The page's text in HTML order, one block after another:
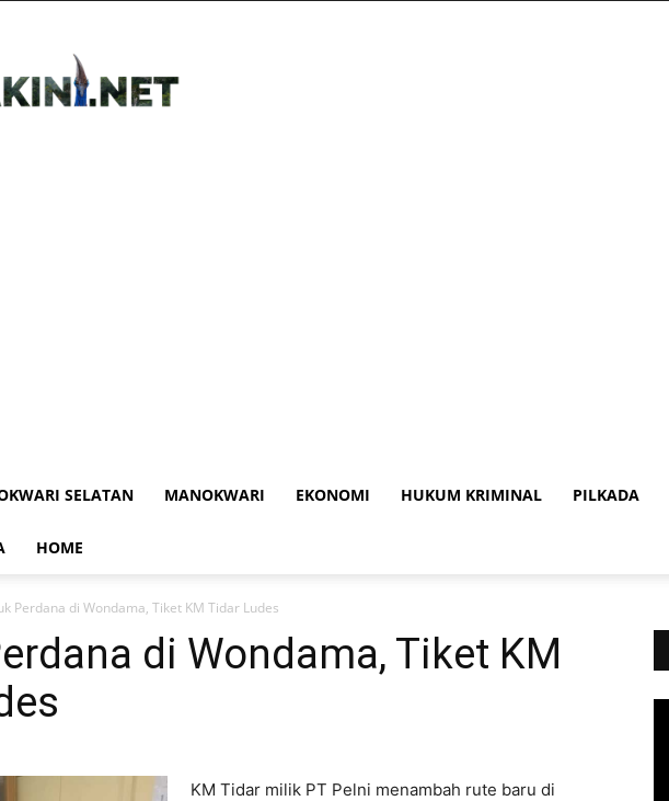
SELATAN MANOKWARI EKONOMI HUKUM KRIMINAL PILKADA
HOME
Perdana di Wondama, Tiket KM Tidar Ludes
di Wondama, Tiket KM
KM Tidar milik PT Pelni menambah rute baru di